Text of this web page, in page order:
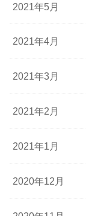
2021年5月
2021年4月
2021年3月
2021年2月
2021年1月
2020年12月